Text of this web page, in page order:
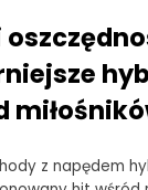
z napędem